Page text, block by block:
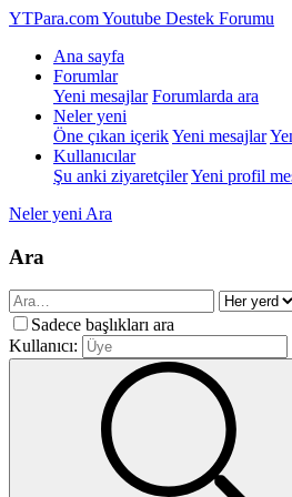
YTPara.comYoutube Destek Forumu
Ana sayfa
Forumlar
Yeni mesajlar Forumlarda ara
Neler yeni
Öne çıkan içerikYeni mesajlar
Kullanıcılar
Şu anki ziyaretçilerYeni profil
Neler yeni Ara
Ara
Sadece başlıkları ara
Kullanıcı: